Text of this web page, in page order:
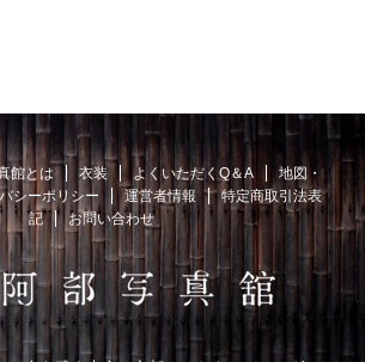
館とは 衣装 よくいただくQ＆A
地図・
シーポリシー 運営者情報
特定商取引法表
記
お問い合わせ